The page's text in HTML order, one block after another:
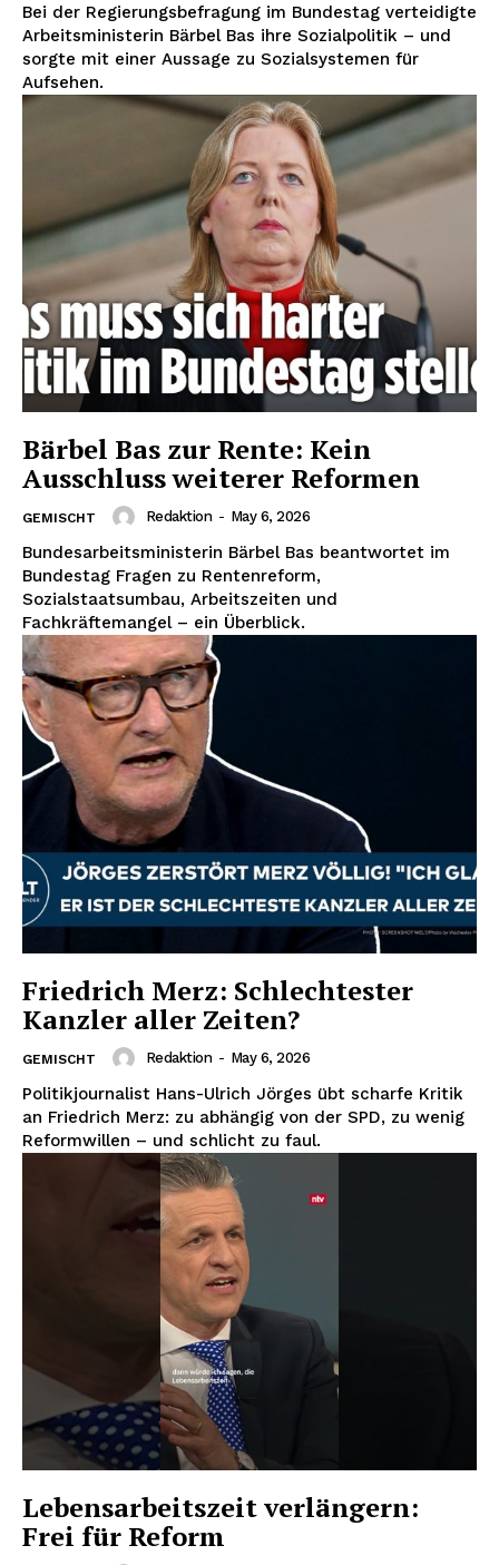
Bei der Regierungsbefragung im Bundestag verteidigte
Arbeitsministerin Bärbel Bas ihre Sozialpolitik – und
sorgte mit einer Aussage zu Sozialsystemen für
Aufsehen.
Bärbel Bas zur Rente: Kein
Ausschluss weiterer Reformen
GEMISCHT Redaktion - May 6, 2026
Bundesarbeitsministerin Bärbel Bas beantwortet im
Bundestag Fragen zu Rentenreform,
Sozialstaatsumbau, Arbeitszeiten und
Fachkräftemangel – ein Überblick.
Friedrich Merz: Schlechtester
Kanzler aller Zeiten?
GEMISCHT Redaktion - May 6, 2026
Politikjournalist Hans-Ulrich Jörges übt scharfe Kritik
an Friedrich Merz: zu abhängig von der SPD, zu wenig
Reformwillen – und schlicht zu faul.
Lebensarbeitszeit verlängern:
Frei für Reform